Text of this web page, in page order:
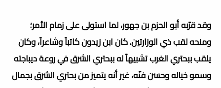
وقد قرّبه أبو الحزم بن جهور، لما استولى على زمام الأمر؛
ومنحه لقب ذي الوزارتين. كان ابن زيدون كاتباً وشاعراً، وكان
يلقب ببحتري الغرب تشبيهاً له ببحتري الشرق في روعة ديباجته
وسمو خياله وحسن فنّه، غير أنه يتميز من بحتري الشرق بجمال